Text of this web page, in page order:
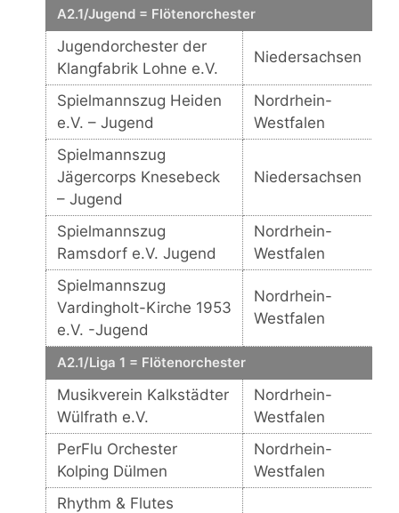
A2.1/Jugend = Flötenorchester
Jugendorchester der
Klangfabrik Lohne e.V.
Niedersachsen
Spielmannszug Heiden
e.V. – Jugend
Nordrhein-
Westfalen
Spielmannszug
Jägercorps Knesebeck
– Jugend
Niedersachsen
Spielmannszug
Ramsdorf e.V. Jugend
Nordrhein-
Westfalen
Spielmannszug
Vardingholt-Kirche 1953
e.V. -Jugend
Nordrhein-
Westfalen
A2.1/Liga 1 = Flötenorchester
Musikverein Kalkstädter
Wülfrath e.V.
Nordrhein-
Westfalen
PerFlu Orchester
Kolping Dülmen
Nordrhein-
Westfalen
Rhythm & Flutes